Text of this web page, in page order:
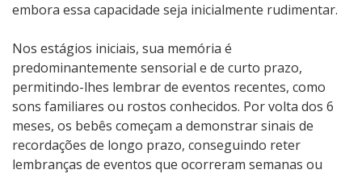
embora essa capacidade seja inicialmente rudimentar.
Nos estágios iniciais, sua memória é
predominantemente sensorial e de curto prazo,
permitindo-lhes lembrar de eventos recentes, como
sons familiares ou rostos conhecidos. Por volta dos 6
meses, os bebês começam a demonstrar sinais de
recordações de longo prazo, conseguindo reter
lembranças de eventos que ocorreram semanas ou